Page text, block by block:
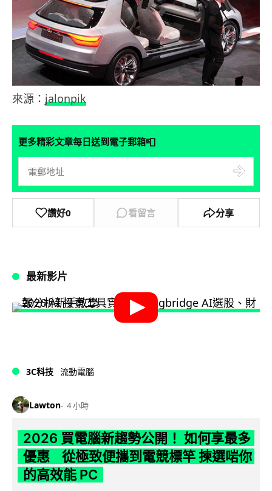
來源： jalonpik
更多精彩文章每日送到電子郵箱📮
讚好0 看留言 分享
最新影片
3C科技 流動電腦
Lawton 4 小時
2026 買電腦新趨勢公開！ 如何享最多
優惠 從極致便攜到電競標竿 揀選啱你
的高效能 PC